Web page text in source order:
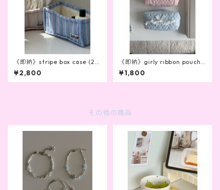
《即納》stripe box case (2c
olor)
¥2,800
《即納》girly ribbon pouch
(2color)
¥1,800
その他の商品